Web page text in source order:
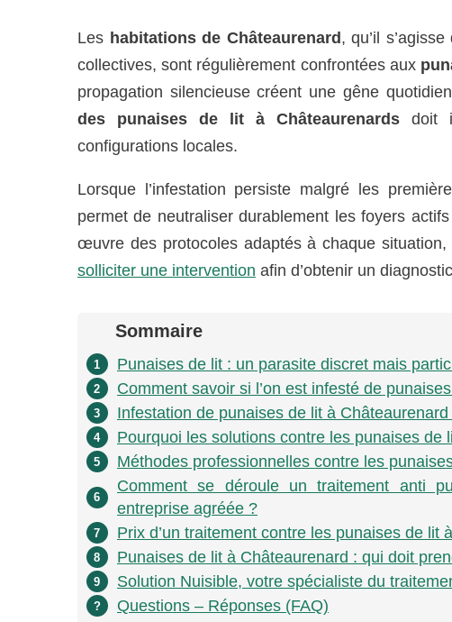
Leshabitations de Châteaurenard , qu’il
collectives, sont régulièrement confrontées aux
propagation silencieuse créent une gêne
des punaises de lit à Châteaurenards doit
configurations locales.
Lorsque l’infestation persiste malgré les
permet de neutraliser durablement les foyers
œuvre des protocoles adaptés à chaque
solliciter une intervention afin d’obtenir un
Sommaire
1 Punaises de lit : un parasite discret mais
2 Comment savoir si l’on est infesté de
3 Infestation de punaises de lit à
4 Pourquoi les solutions contre les punaises
5 Méthodes professionnelles contre les
6
Comment se déroule un traitement anti
entreprise agréée ?
7 Prix d’un traitement contre les punaises de lit
8 Punaises de lit à Châteaurenard : qui doit
9 Solution Nuisible, votre spécialiste du
? Questions – Réponses (FAQ)